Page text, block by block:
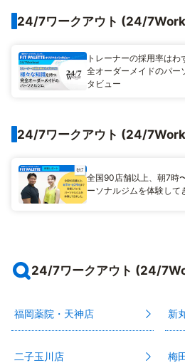
24/7ワークアウト (24/
トレーナーの採用率は
全オーダーメイドのパ
タビュー
24/7ワークアウト (24/
全国90店舗以上、朝7時
ーソナルジムを体験して
24/7ワークアウト (24/
福岡薬院・天神店 新
二子玉川店 梅